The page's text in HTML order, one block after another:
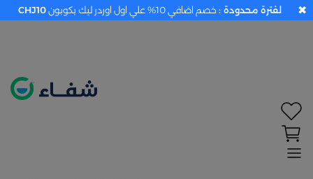
×
لفترة محدودة : خصم اضافي 10% علي اول اوردر ليك بكوبون CHJ10 ✖